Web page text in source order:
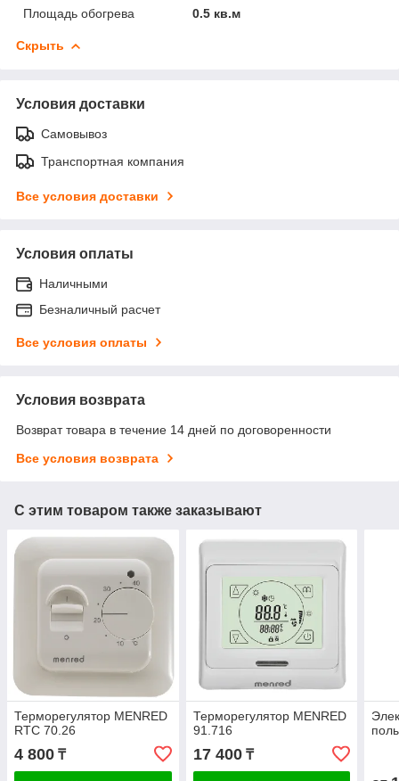
Площадь обогрева 0.5 кв.м
Скрыть
Условия доставки
Самовывоз
Транспортная компания
Все условия доставки
Условия оплаты
Наличными
Безналичный расчет
Все условия оплаты
Условия возврата
Возврат товара в течение 14 дней по договоренности
Все условия возврата
С этим товаром также заказывают
Терморегулятор MENRED
RTC 70.26
4 800 ₸
Терморегулятор MENRED
91.716
17 400₸